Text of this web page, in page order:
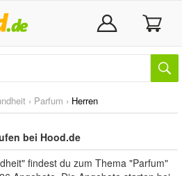
› Parfum › Herren
bei Hood.de
findest du zum Thema "Parfum"